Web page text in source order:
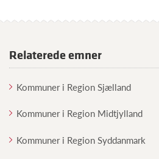
Relaterede emner
Kommuner i Region Sjælland
Kommuner i Region Midtjylland
Kommuner i Region Syddanmark